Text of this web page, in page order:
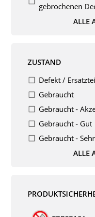
gebrochenen
ALLE
ZUSTAND
Defekt /
Gebraucht
Gebraucht -
Gebraucht - Gut
Gebraucht -
ALLE